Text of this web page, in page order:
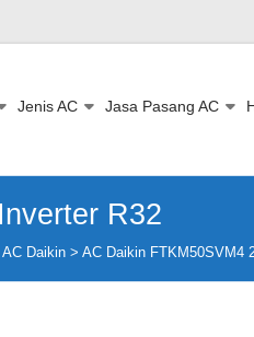
Jenis AC Jasa Pasang AC
R32
AC Daikin > AC Daikin FTKM50SVM4